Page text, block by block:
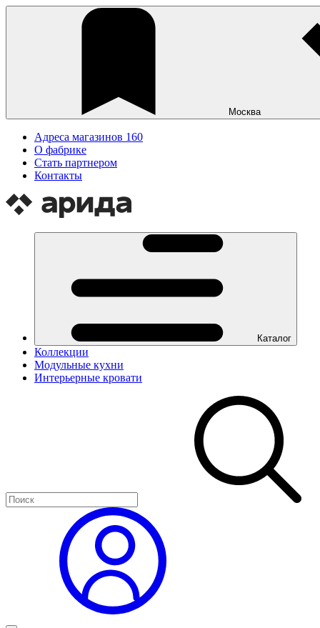
Москва
Адреса магазинов 160
О фабрике
Стать партнером
Контакты
Каталог
Коллекции
Модульные кухни
Интерьерные кровати